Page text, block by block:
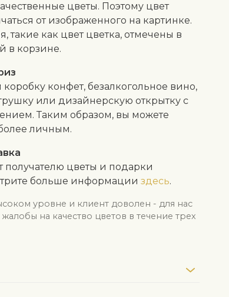
цветы. Поэтому цвет
от изображенного на картинке.
такие как цвет цветка, отмечены в
в корзине.
конфет, безалкогольное вино,
или дизайнерскую открытку с
Таким образом, вы можете
личным.
получателю цветы и подарки
больше информации здесь.
уровне и клиент доволен - для нас
на качество цветов в течение трех